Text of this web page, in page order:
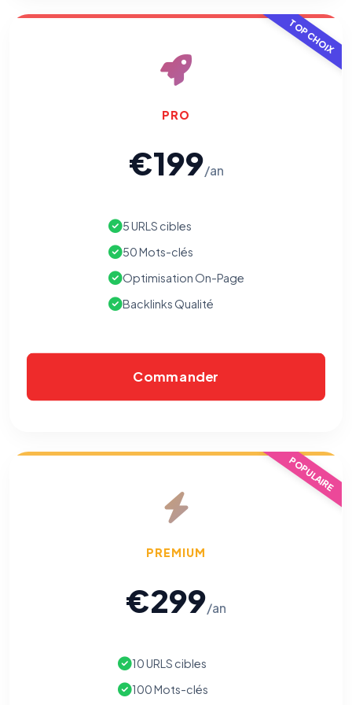
TOP CHOIX
PRO
€199/an
5 URLS cibles
50 Mots-clés
Optimisation On-Page
Backlinks Qualité
Commander
POPULAIRE
PREMIUM
€299/an
10 URLS cibles
100 Mots-clés
bandeau cookies(cadre distinct du site web). Pour vous y
lien dédié en pied de chaque courriel(« Pour
vous opposer à ce suivi ») — sans vous désinscrire des envois — ou
Politique de
(section Traceurs dans les Courriels).